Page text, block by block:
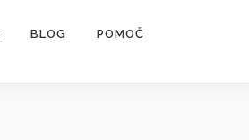
BLOG POMOČ